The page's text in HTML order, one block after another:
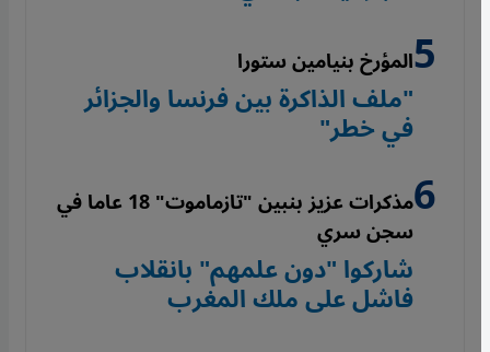
المؤرخ بنيامين ستورا
"ملف الذاكرة بين فرنسا والجزائر
في خطر"
مذكرات عزيز بنبين "تازماموت" 18 عاما في
سجن سري
شاركوا "دون علمهم" بانقلاب
فاشل على ملك المغرب